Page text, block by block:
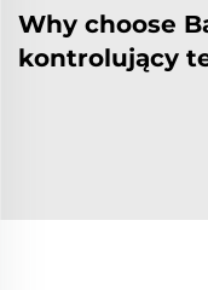
Why choose
kontrolujący